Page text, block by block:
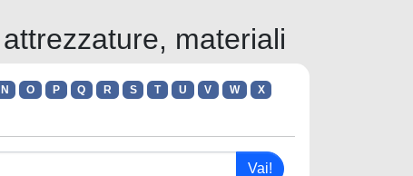
materiali
N O P Q R S T U V W
X